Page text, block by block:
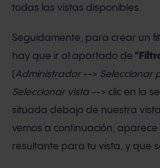
todas las vistas disponibles.
Seguidamente, para crear un
hay que ir al apartado de
(Administrador--> Seleccionar
Seleccionar vista --> clic en la
situada debajo de nuestra
vemos a continuación,
resultante para tu vista, y que